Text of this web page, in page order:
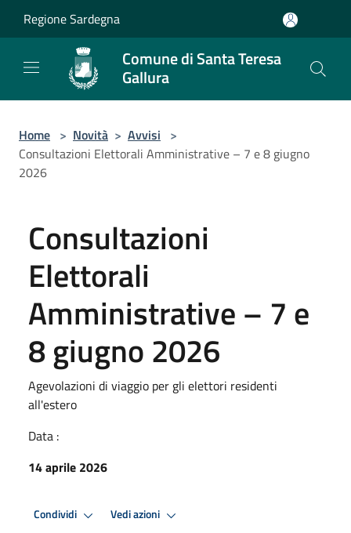
Regione Sardegna
Comune di Santa Teresa
Gallura
Home > Novità > Avvisi >
Consultazioni Elettorali Amministrative – 7 e 8 giugno
2026
Consultazioni
Elettorali
Amministrative – 7 e
8 giugno 2026
Agevolazioni di viaggio per gli elettori residenti
all'estero
Data :
14 aprile 2026
Condividi Vedi azioni